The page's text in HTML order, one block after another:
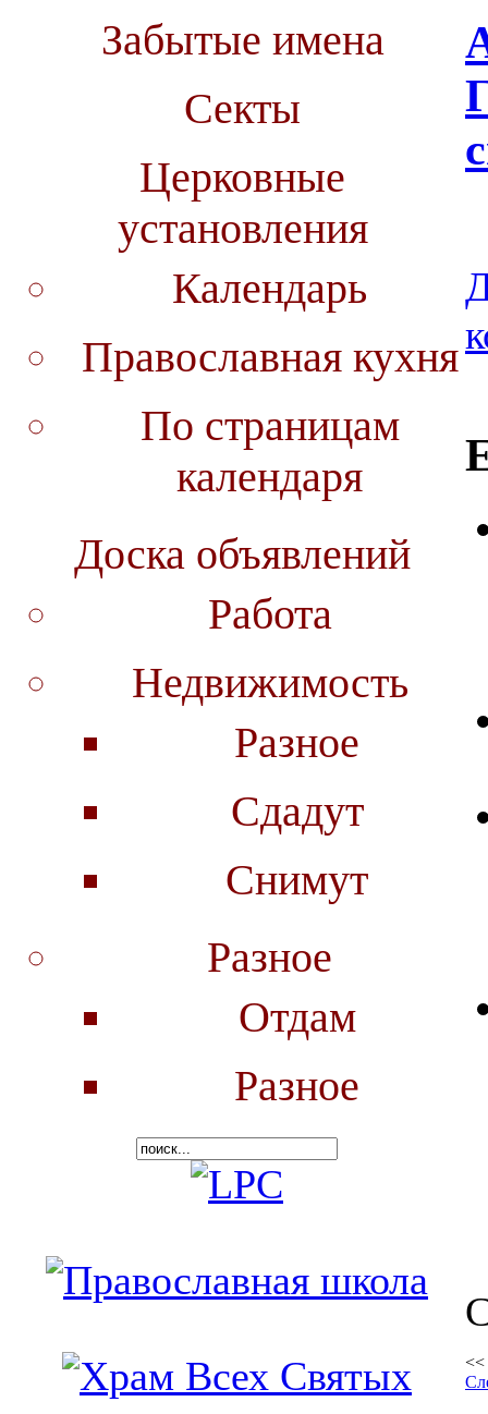
Забытые имена
Секты
Церковные
установления
Календарь
Православная кухня
По страницам
календаря
Доска объявлений
Работа
Недвижимость
Разное
Сдадут
Снимут
Разное
Отдам
Разное
<<